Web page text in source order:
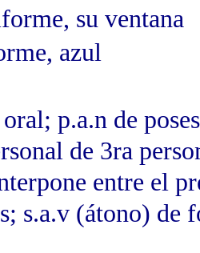
su ventana
azul
p.a.n de
de 3ra
entre el
s.a.v (átono) de